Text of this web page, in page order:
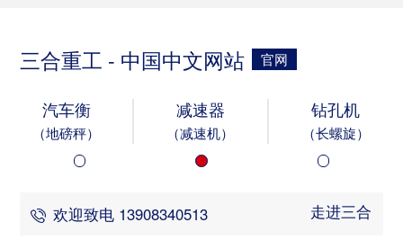
三合重工 - 中国中文网站 官网
汽车衡
（地磅秤）
减速器
（减速机）
钻孔机
（长螺旋）
欢迎致电 13908340513 走进三合